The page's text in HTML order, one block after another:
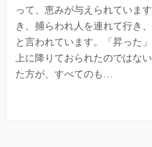
って、恵みが与えられていま
き、捕らわれ人を連れて行き
と言われています。「昇った
上に降りておられたのではな
た方が、すべてのも…